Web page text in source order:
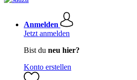
Anmelden
Jetzt anmelden
Bist du neu hier?
Konto erstellen